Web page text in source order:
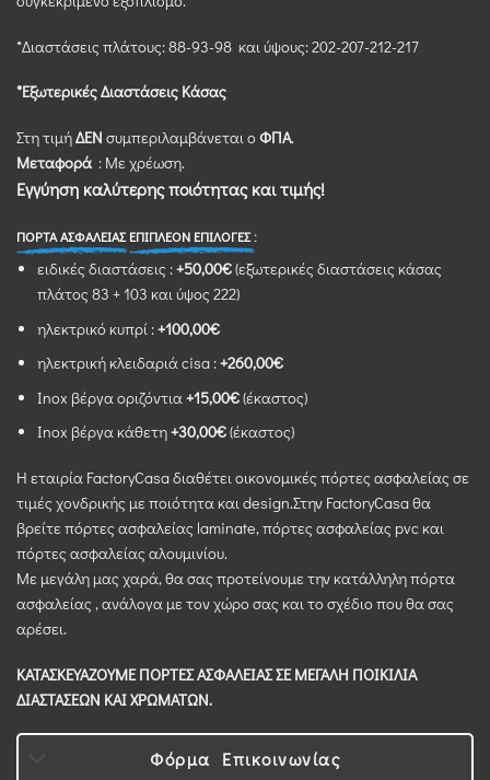
*Διαστάσεις πλάτoυς: 88-93-98 και ύψους: 202-207-212-217
*Εξωτερικές Διαστάσεις Κάσας
Στη τιμήΔΕΝ συμπεριλαμβάνεται οΦΠΑ.
Μεταφορά : Με χρέωση.
Εγγύηση καλύτερης ποιότητας και τιμής!
ΠΟΡΤΑ ΑΣΦΑΛΕΙΑΣΕΠΙΠΛΕΟΝ ΕΠΙΛΟΓΕΣ :
ειδικές διαστάσεις :+50,00€(εξωτερικές διαστάσεις κάσας
πλάτος 83 + 103 και ύψος 222)
ηλεκτρικό κυπρί :+100,00€
ηλεκτρική κλειδαριά cisa :+260,00€
Inox βέργα οριζόντια +15,00€(έκαστος)
Inox βέργα κάθετη+30,00€(έκαστος)
Η εταιρία FactoryCasa διαθέτει οικονομικές πόρτες ασφαλείας σε
τιμές χονδρικής με ποιότητα και design.Στην FactoryCasa θα
βρείτε πόρτες ασφαλείας laminate, πόρτες ασφαλείας pvc και
πόρτες ασφαλείας αλουμινίου.
Με μεγάλη μας χαρά, θα σας προτείνουμε την κατάλληλη πόρτα
ασφαλείας , ανάλογα με τον χώρο σας και το σχέδιο που θα σας
αρέσει.
ΚΑΤΑΣΚΕΥΑΖΟΥΜΕ ΠΟΡΤΕΣ ΑΣΦΑΛΕΙΑΣ ΣΕ ΜΕΓΑΛΗ ΠΟΙΚΙΛΙΑ
ΔΙΑΣΤΑΣΕΩΝ ΚΑΙ ΧΡΩΜΑΤΩΝ.
Φόρμα Επικοινωνίας